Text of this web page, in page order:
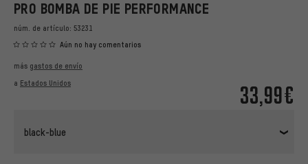
PRO BOMBA DE PIE PERFORMANCE
núm. de artículo: 53231
Aún no hay comentarios
33,99€
más gastos de envío
a Estados Unidos
black-blue